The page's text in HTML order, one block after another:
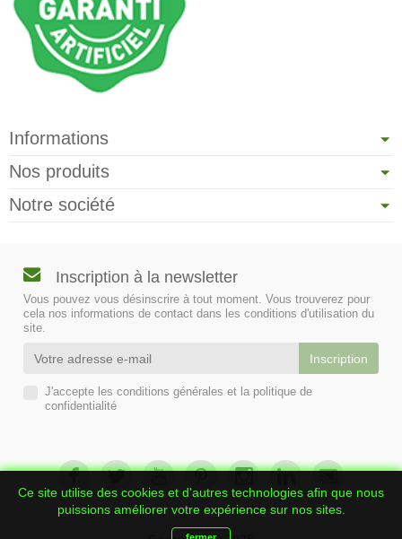
Informations
Nos produits
Notre société
Ce site utilise des cookies et d'autres technologies afin que nous
puissions améliorer votre expérience sur nos sites.
Inscription à la newsletter
Vous pouvez vous désinscrire à tout moment. Vous trouverez pour
cela nos informations de contact dans les conditions d'utilisation du
site.
J'accepte les conditions générales et la politique de
confidentialité